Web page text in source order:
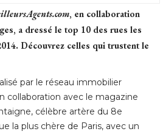
, en collaboration
a dressé le top 10 des rues les
Découvrez celles qui trustent le
par le réseau immobilier
collaboration avec le magazine
célèbre artère du 8e
la plus chère de Paris, avec un